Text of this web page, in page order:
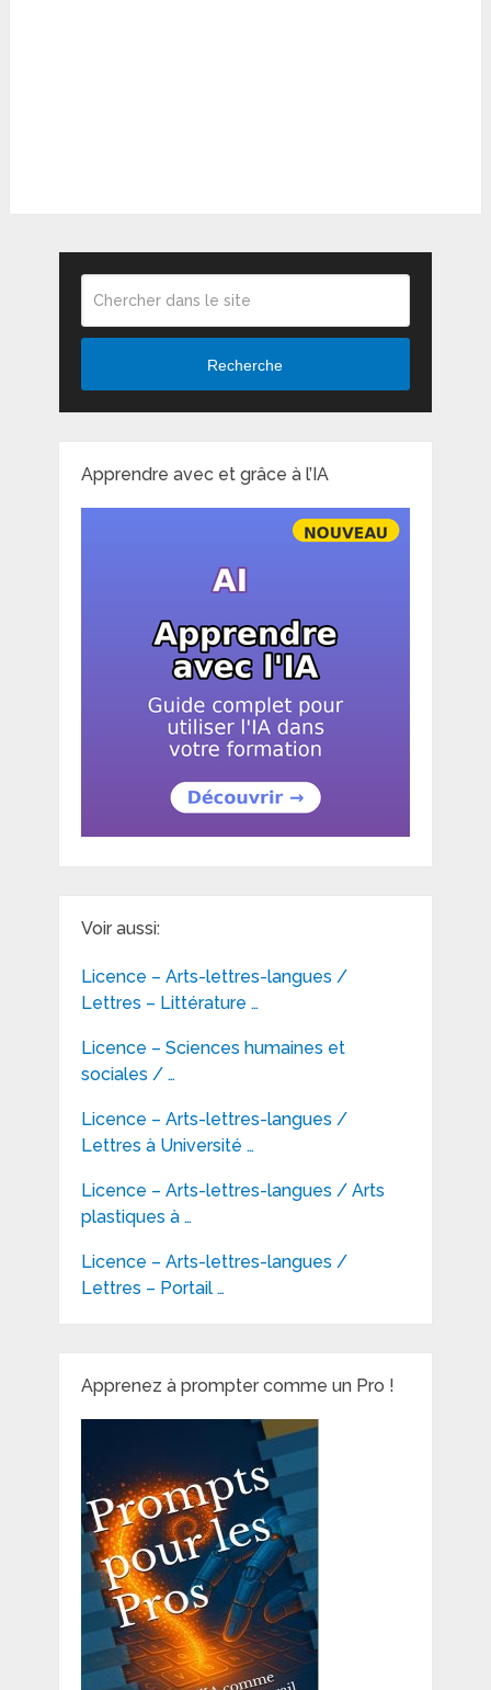
Recherche
Apprendre avec et grâce à l’IA
Voir aussi:
Licence – Arts-lettres-langues /
Lettres – Littérature …
Licence – Sciences humaines et
sociales / …
Licence – Arts-lettres-langues /
Lettres à Université …
Licence – Arts-lettres-langues / Arts
plastiques à …
Licence – Arts-lettres-langues /
Lettres – Portail …
Apprenez à prompter comme un Pro !